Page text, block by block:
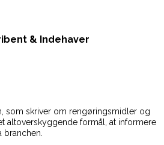
& Indehaver
som skriver om rengøringsmidler og
altoverskyggende formål, at informere